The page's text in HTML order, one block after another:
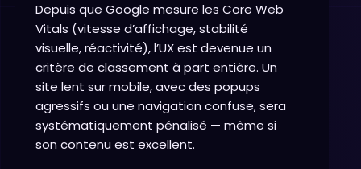
Depuis que Google mesure les Core Web
Vitals (vitesse d’affichage, stabilité
visuelle, réactivité), l’UX est devenue un
critère de classement à part entière. Un
site lent sur mobile, avec des popups
agressifs ou une navigation confuse, sera
systématiquement pénalisé — même si
son contenu est excellent.